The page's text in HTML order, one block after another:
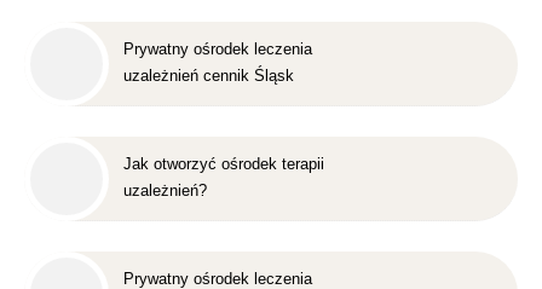
Prywatny ośrodek leczenia
uzależnień cennik Śląsk
Jak otworzyć ośrodek terapii
uzależnień?
Prywatny ośrodek leczenia